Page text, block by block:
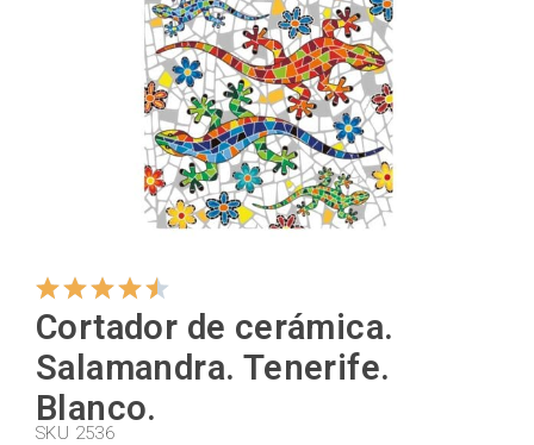
Tazas
Bols
Ceniceros
Colgadores
Cortadores
Cortador de cerámica.
Salamandra. Tenerife.
Blanco.
SKU 2536